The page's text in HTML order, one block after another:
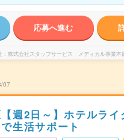
応募へ進む
株式会社スタッフサービス メディカル事業本
07
週2日～】ホテルライ
生活サポート